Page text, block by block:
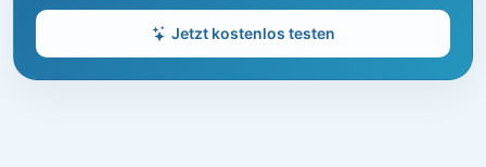
Jetzt kostenlos testen